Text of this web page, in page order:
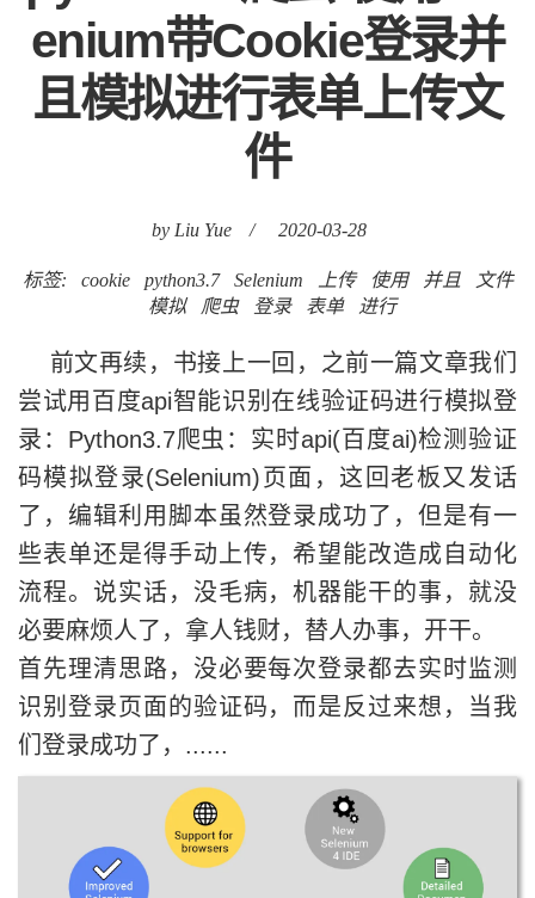
enium带Cookie登录并
且模拟进行表单上传文
件
by Liu Yue / 2020-03-28
标签: cookie python3.7 Selenium 上传 使用 并且
文件
模拟
爬虫 登录 表单 进行
前文再续，书接上一回，之前一篇文章我们
尝试用百度api智能识别在线验证码进行模拟登
录：Python3.7爬虫：实时api(百度ai)检测验证
码模拟登录(Selenium)页面，这回老板又发话
了，编辑利用脚本虽然登录成功了，但是有一
些表单还是得手动上传，希望能改造成自动化
流程。说实话，没毛病，机器能干的事，就没
必要麻烦人了，拿人钱财，替人办事，开干。
首先理清思路，没必要每次登录都去实时监测
识别登录页面的验证码，而是反过来想，当我
们登录成功了，......